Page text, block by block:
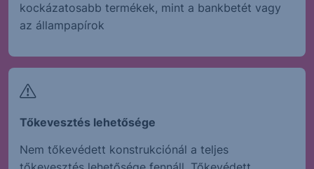
kockázatosabb termékek, mint a bankbetét vagy
az állampapírok
Tőkevesztés lehetősége
Nem tőkevédett konstrukciónál a teljes